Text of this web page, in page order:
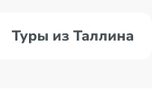
Туры из Таллина